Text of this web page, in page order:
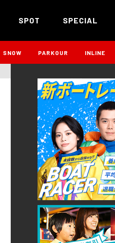
SPOT SPECIAL
SNOW PARKOUR INLINE